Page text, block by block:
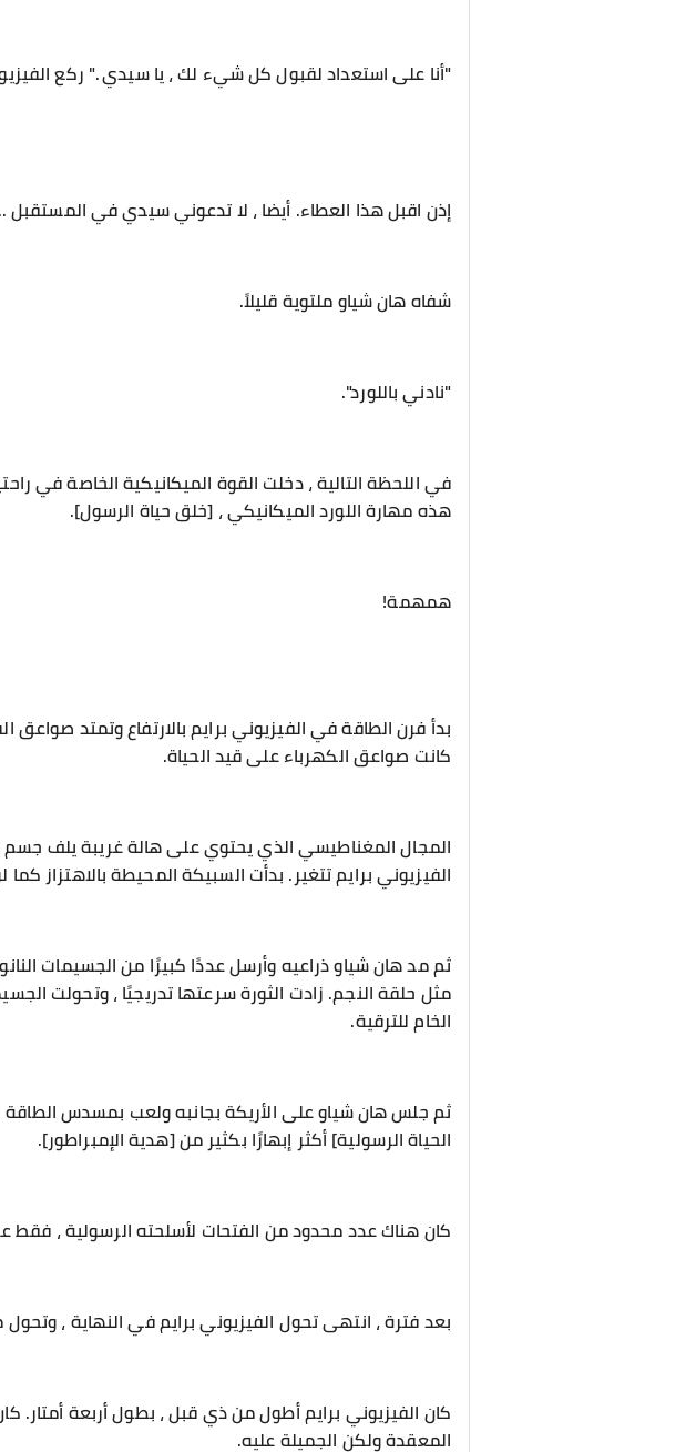
"أنا على استعداد لقبول كل شيء لك ، يا سيدي ." ركع
إذن اقبل هذا العطاء. أيضا ، لا تدعوني سيدي في المستقبل
شفاه هان شياو ملتوية قليلاً.
"نادني باللورد".
في اللحظة التالية ، دخلت القوة الميكانيكية الخاصة في
هذه مهارة اللورد الميكانيكي ، [خلق حياة الرسول].
همهمة!
بدأ فرن الطاقة في الفيزيوني برايم بالارتفاع وتمتد
كانت صواعق الكهرباء على قيد الحياة.
المجال المغناطيسي الذي يحتوي على هالة غريبة يلف جسم
الفيزيوني برايم تتغير. بدأت السبيكة المحيطة
ثم مد هان شياو ذراعيه وأرسل عددًا كبيرًا من الجسيمات
مثل حلقة النجم. زادت الثورة سرعتها تدريجيًا ، وتحولت
الخام للترقية.
ثم جلس هان شياو على الأريكة بجانبه ولعب بمسدس الطاقة
الحياة الرسولية] أكثر إبهارًا بكثير من [هدية الإمبراطور].
كان هناك عدد محدود من الفتحات لأسلحته الرسولية ، فقط
بعد فترة ، انتهى تحول الفيزيوني برايم في النهاية ،
كان الفيزيوني برايم أطول من ذي قبل ، بطول أربعة أمتار.
المعقدة ولكن الجميلة عليه.